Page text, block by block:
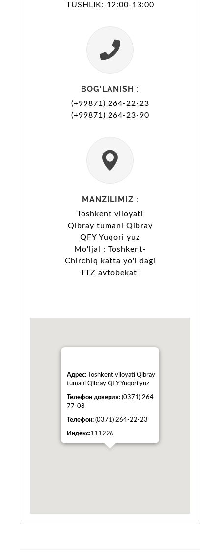
TUSHLIK: 12:00-13:00
BOG'LANISH :
(+99871) 264-22-23
(+99871) 264-23-90
MANZILIMIZ :
Toshkent viloyati
Qibray tumani Qibray
QFY Yuqori yuz
Mo'ljal : Toshkent-
Chirchiq katta yo'lidagi
TTZ avtobekati
Адрес:
Toshkent viloyati Qibray
tumani Qibray QFY Yuqori yuz
Телефон доверия: (0371) 264-
77-08
Телефон: (0371) 264-22-23
Индекс:111226